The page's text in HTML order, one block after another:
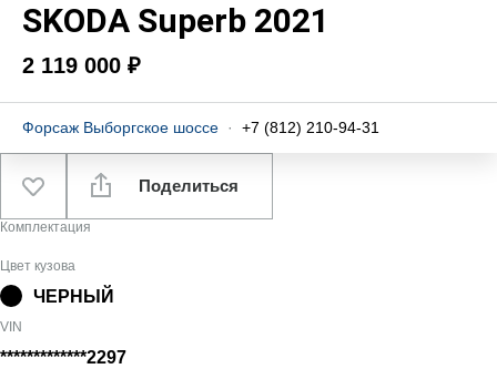
SKODA Superb 2021
2 119 000 ₽
Форсаж Выборгское шоссе · +7 (812) 210-94-31
Поделиться
Комплектация
Цвет кузова
ЧЕРНЫЙ
VIN
*************2297